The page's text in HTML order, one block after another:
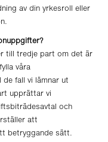
av din yrkesroll eller
till tredje part om det är
våra
fall vi lämnar ut
upprättar vi
och
att
betryggande sätt.